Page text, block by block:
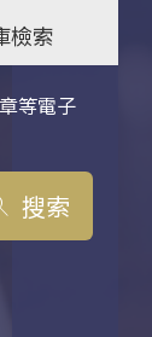
檢索
等電子
搜索